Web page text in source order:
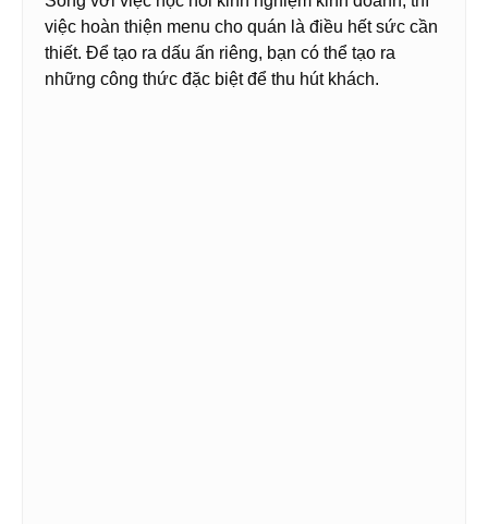
việc hoàn thiện menu cho quán là điều hết sức cần
thiết. Để tạo ra dấu ấn riêng, bạn có thể tạo ra
những công thức đặc biệt để thu hút khách.